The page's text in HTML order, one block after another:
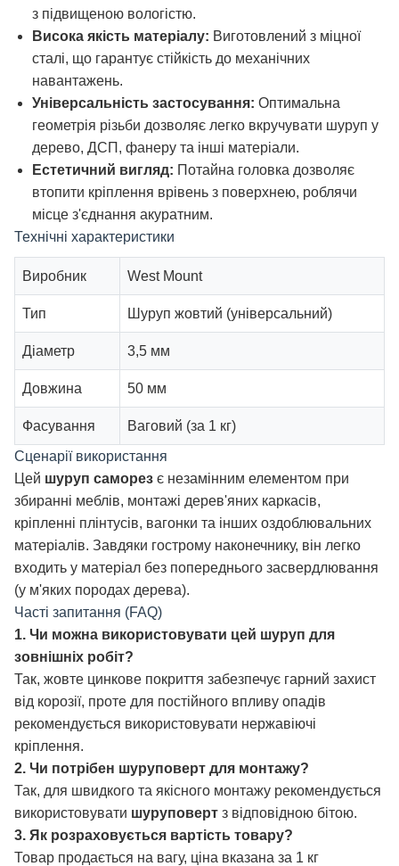
з підвищеною вологістю.
Висока якість матеріалу: Виготовлений з міцної
сталі, що гарантує стійкість до механічних
навантажень.
Універсальність застосування: Оптимальна
геометрія різьби дозволяє легко вкручувати шуруп у
дерево, ДСП, фанеру та інші матеріали.
Естетичний вигляд: Потайна головка дозволяє
втопити кріплення врівень з поверхнею, роблячи
місце з'єднання акуратним.
Технічні характеристики
Виробник West Mount
Тип Шуруп жовтий (універсальний)
Діаметр 3,5 мм
Довжина 50 мм
Фасування
Ваговий (за 1 кг)
Сценарії використання
Цей шуруп саморез є незамінним елементом при
збиранні меблів, монтажі дерев'яних каркасів,
кріпленні плінтусів, вагонки та інших оздоблювальних
матеріалів. Завдяки гострому наконечнику, він легко
входить у матеріал без попереднього засвердлювання
(у м'яких породах дерева).
Часті запитання (FAQ)
1. Чи можна використовувати цей шуруп для
зовнішніх робіт?
Так, жовте цинкове покриття забезпечує гарний захист
від корозії, проте для постійного впливу опадів
рекомендується використовувати нержавіючі
кріплення.
2. Чи потрібен шуруповерт для монтажу?
Так, для швидкого та якісного монтажу рекомендується
використовувати шуруповерт з відповідною бітою.
3. Як розраховується вартість товару?
Товар продається на вагу, ціна вказана за 1 кг